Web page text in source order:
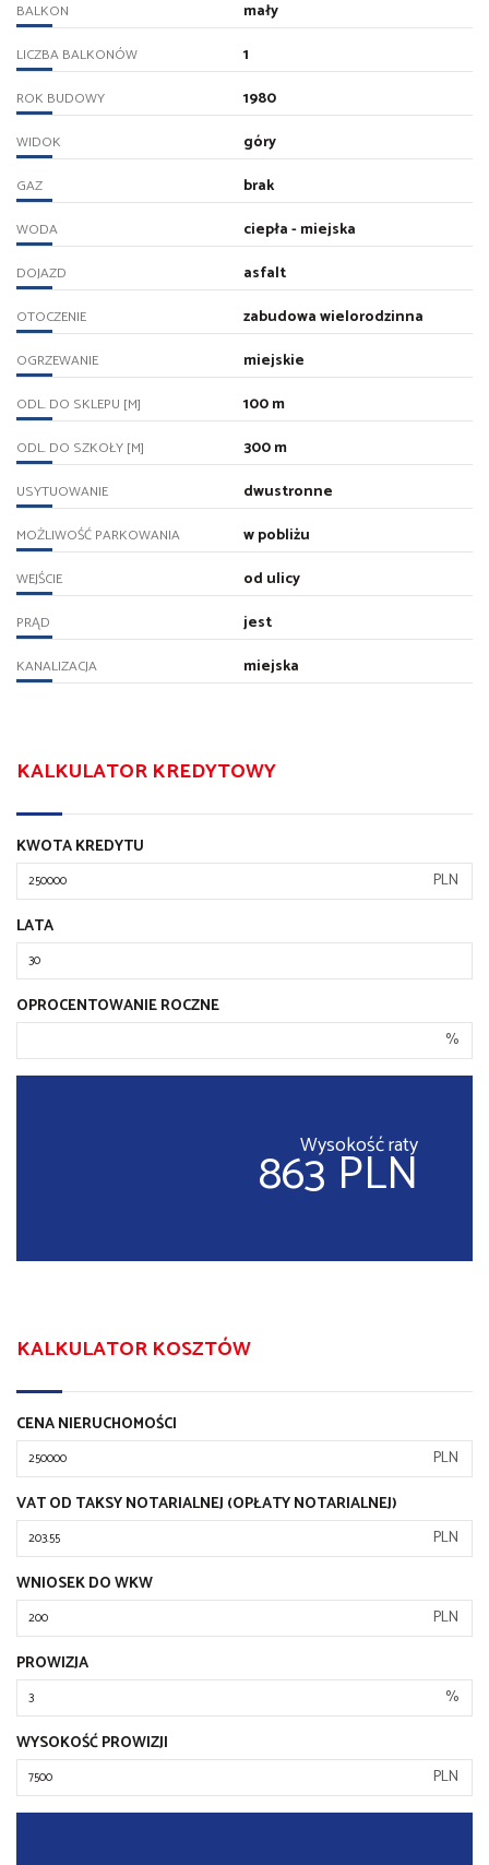
BALKON mały
LICZBA BALKONÓW 1
ROK BUDOWY 1980
WIDOK góry
GAZ brak
WODA ciepła - miejska
DOJAZD asfalt
OTOCZENIE zabudowa wielorodzinna
OGRZEWANIE miejskie
ODL. DO SKLEPU [M] 100 m
ODL. DO SZKOŁY [M] 300 m
USYTUOWANIE dwustronne
MOŻLIWOŚĆ PARKOWANIA w pobliżu
WEJŚCIE od ulicy
PRĄD jest
KANALIZACJA miejska
KALKULATOR KREDYTOWY
KWOTA KREDYTU
PLN
LATA
OPROCENTOWANIE ROCZNE
%
Wysokość raty
863 PLN
KALKULATOR KOSZTÓW
CENA NIERUCHOMOŚCI
PLN
VAT OD TAKSY NOTARIALNEJ (OPŁATY NOTARIALNEJ)
PLN
WNIOSEK DO WKW
PLN
PROWIZJA
%
WYSOKOŚĆ PROWIZJI
PLN